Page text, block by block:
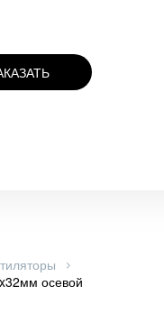
осевой